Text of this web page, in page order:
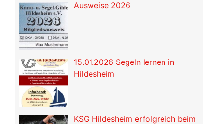
Ausweise 2026
15.01.2026 Segeln lernen in
Hildesheim
KSG Hildesheim erfolgreich beim